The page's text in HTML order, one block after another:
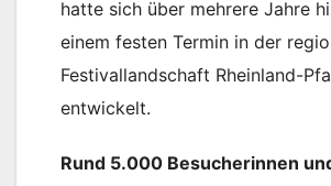
hatte sich über mehrere Jahre
einem festen Termin in der
Festivallandschaft Rheinland-
entwickelt.
Rund 5.000 Besucherinnen